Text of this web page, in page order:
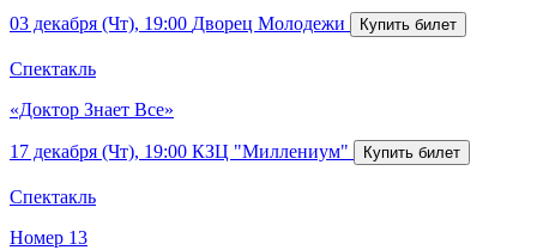
03 декабря (Чт), 19:00 Дворец Молодежи
Спектакль
«Доктор Знает Все»
17 декабря (Чт), 19:00 КЗЦ "Миллениум"
Спектакль
Номер 13